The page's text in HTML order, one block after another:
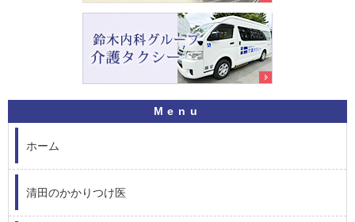
ホーム
清田のかかりつけ医